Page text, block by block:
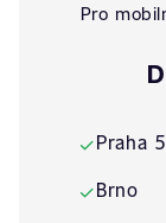
Pro
✓Praha 5
✓Brno